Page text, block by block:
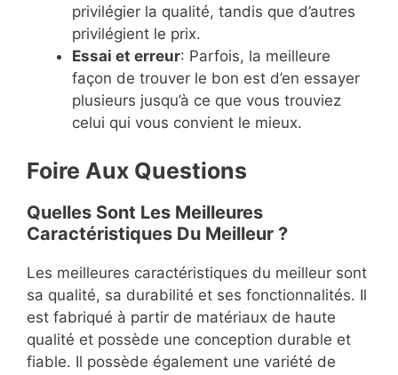
privilégier la qualité, tandis que d’autres
privilégient le prix.
Essai et erreur: Parfois, la meilleure
façon de trouver le bon est d’en essayer
plusieurs jusqu’à ce que vous trouviez
celui qui vous convient le mieux.
Foire Aux Questions
Quelles Sont Les Meilleures
Caractéristiques Du Meilleur ?
Les meilleures caractéristiques du meilleur sont
sa qualité, sa durabilité et ses fonctionnalités. Il
est fabriqué à partir de matériaux de haute
qualité et possède une conception durable et
fiable. Il possède également une variété de